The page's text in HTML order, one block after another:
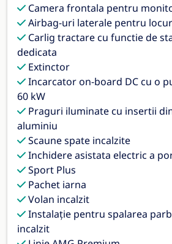
Camera frontala pentru
Airbag-uri laterale pentru
Carlig tractare cu functie de
dedicata
Extinctor
Incarcator on-board DC cu o
60 kW
Praguri iluminate cu insertii
aluminiu
Scaune spate incalzite
Inchidere asistata electric a
Sport Plus
Pachet iarna
Volan incalzit
Instalaţie pentru spalarea
incalzit